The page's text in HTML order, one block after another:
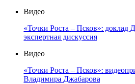
Видео
«Точки Роста – Псков»: доклад
экспертная дискуссия
Видео
«Точки Роста – Псков»:
Владимира Джабарова